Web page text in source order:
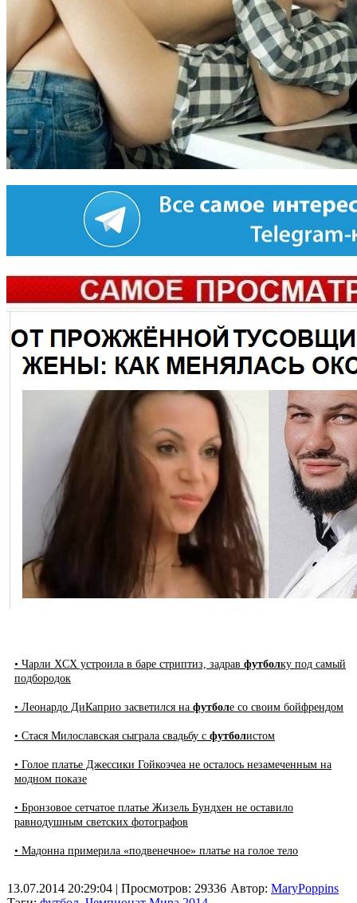
• Чарли XCX устроила в баре стриптиз, задрав футболку под самый
подбородок
• Леонардо ДиКаприо засветился на футболе со своим бойфрендом
• Стася Милославская сыграла свадьбу с футболистом
• Голое платье Джессики Гойкоэчеа не осталось незамеченным на
модном показе
• Бронзовое сетчатое платье Жизель Бундхен не оставило
равнодушным светских фотографов
• Мадонна примерила «подвенечное» платье на голое тело
13.07.2014 20:29:04 | Просмотров: 29336 Автор: MaryPoppins